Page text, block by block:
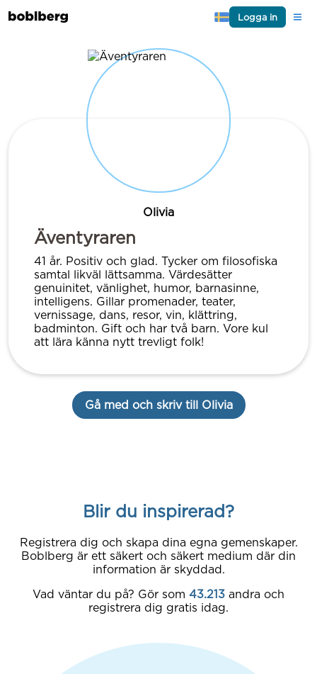
Logga in
Olivia
Äventyraren
41 år. Positiv och glad. Tycker om filosofiska
samtal likväl lättsamma. Värdesätter
genuinitet, vänlighet, humor, barnasinne,
intelligens. Gillar promenader, teater,
vernissage, dans, resor, vin, klättring,
badminton. Gift och har två barn. Vore kul
att lära känna nytt trevligt folk!
Gå med och skriv till Olivia
Blir du inspirerad?
Registrera dig och skapa dina egna gemenskaper.
Boblberg är ett säkert och säkert medium där din
information är skyddad.
Vad väntar du på? Gör som 43.213 andra och
registrera dig gratis idag.